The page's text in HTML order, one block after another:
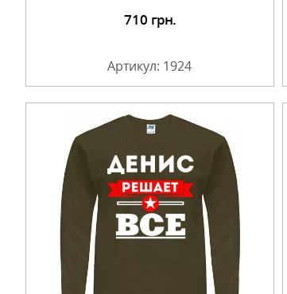
710 грн.
Артикул: 1924
Подробнее